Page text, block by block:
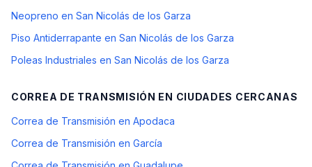
Neopreno en San Nicolás de los Garza
Piso Antiderrapante en San Nicolás de los Garza
Poleas Industriales en San Nicolás de los Garza
CORREA DE TRANSMISIÓN EN CIUDADES CERCANAS
Correa de Transmisión en Apodaca
Correa de Transmisión en García